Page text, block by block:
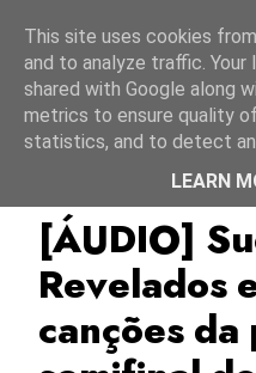
Melodifestivalen
[ÁUDIO]
Revelados
canções
This site uses cookies
and to analyze traffic. Your
shared with Google along
metrics to ensure quality
statistics, and to detect
LEARN